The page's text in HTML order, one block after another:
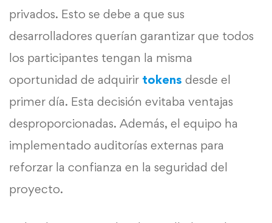
privados. Esto se debe a que sus
desarrolladores querían garantizar que todos
los participantes tengan la misma
oportunidad de adquirir tokens desde el
primer día. Esta decisión evitaba ventajas
desproporcionadas. Además, el equipo ha
implementado auditorías externas para
reforzar la confianza en la seguridad del
proyecto.